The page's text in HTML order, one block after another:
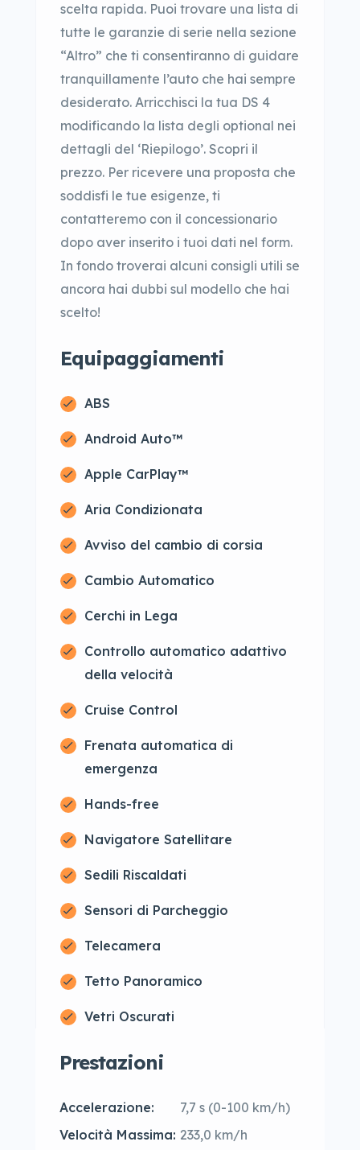
scelta rapida. Puoi trovare una lista di
tutte le garanzie di serie nella sezione
“Altro” che ti consentiranno di guidare
tranquillamente l’auto che hai sempre
desiderato. Arricchisci la tua DS 4
modificando la lista degli optional nei
dettagli del ‘Riepilogo’. Scopri il
prezzo. Per ricevere una proposta che
soddisfi le tue esigenze, ti
contatteremo con il concessionario
dopo aver inserito i tuoi dati nel form.
In fondo troverai alcuni consigli utili se
ancora hai dubbi sul modello che hai
scelto!
Equipaggiamenti
ABS
Android Auto™
Apple CarPlay™
Aria Condizionata
Avviso del cambio di corsia
Cambio Automatico
Cerchi in Lega
Controllo automatico adattivo
della velocità
Cruise Control
Frenata automatica di
emergenza
Hands-free
Navigatore Satellitare
Sedili Riscaldati
Sensori di Parcheggio
Telecamera
Tetto Panoramico
Vetri Oscurati
Prestazioni
Accelerazione:
7,7 s (0-100 km/h)
Velocità Massima: 233,0 km/h